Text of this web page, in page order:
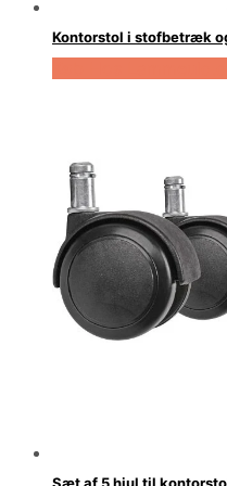
Kontorstol i stofbetræk
Sæt af 5 hjul til